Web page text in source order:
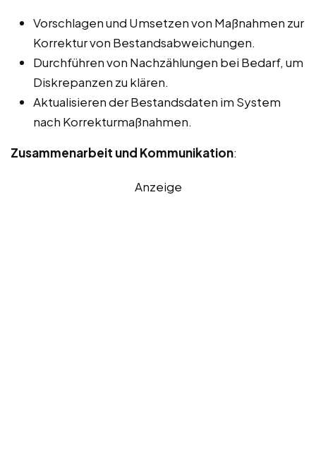
Vorschlagen und Umsetzen von Maßnahmen zur
Korrektur von Bestandsabweichungen.
Durchführen von Nachzählungen bei Bedarf, um
Diskrepanzen zu klären.
Aktualisieren der Bestandsdaten im System
nach Korrekturmaßnahmen.
Zusammenarbeit und Kommunikation:
Anzeige